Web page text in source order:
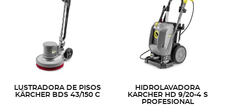
LUSTRADORA DE PISOS
KÄRCHER BDS 43/150 C
HIDROLAVADORA
KARCHER HD 9/20-4 S
PROFESIONAL